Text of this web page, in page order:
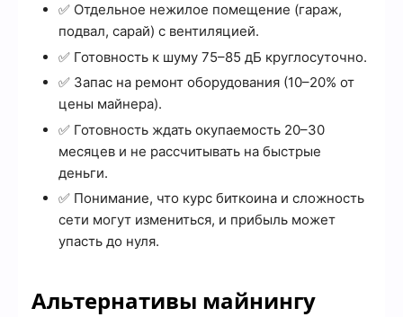
✅ Отдельное нежилое помещение (гараж,
подвал, сарай) с вентиляцией.
✅ Готовность к шуму 75–85 дБ круглосуточно.
✅ Запас на ремонт оборудования (10–20% от
цены майнера).
✅ Готовность ждать окупаемость 20–30
месяцев и не рассчитывать на быстрые
деньги.
✅ Понимание, что курс биткоина и сложность
сети могут измениться, и прибыль может
упасть до нуля.
Альтернативы майнингу